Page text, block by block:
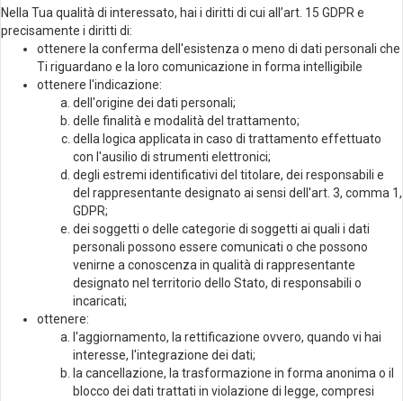
Nella Tua qualità di interessato, hai i diritti di cui all’art. 15 GDPR e
precisamente i diritti di:
ottenere la conferma dell'esistenza o meno di dati personali che
Ti riguardano e la loro comunicazione in forma intelligibile
ottenere l'indicazione:
dell'origine dei dati personali;
delle finalità e modalità del trattamento;
della logica applicata in caso di trattamento effettuato
con l'ausilio di strumenti elettronici;
degli estremi identificativi del titolare, dei responsabili e
del rappresentante designato ai sensi dell'art. 3, comma 1,
GDPR;
dei soggetti o delle categorie di soggetti ai quali i dati
personali possono essere comunicati o che possono
venirne a conoscenza in qualità di rappresentante
designato nel territorio dello Stato, di responsabili o
incaricati;
ottenere:
l'aggiornamento, la rettificazione ovvero, quando vi hai
interesse, l'integrazione dei dati;
la cancellazione, la trasformazione in forma anonima o il
blocco dei dati trattati in violazione di legge, compresi